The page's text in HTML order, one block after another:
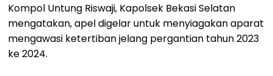
Kompol Untung Riswaji, Kapolsek Bekasi Selatan
mengatakan, apel digelar untuk menyiagakan aparat
mengawasi ketertiban jelang pergantian tahun 2023
ke 2024.